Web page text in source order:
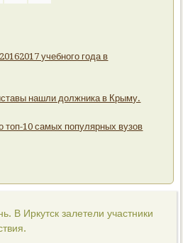
учебного года в
нашли должника в Крыму.
топ-10 самых популярных вузов
В Иркутск залетели участники